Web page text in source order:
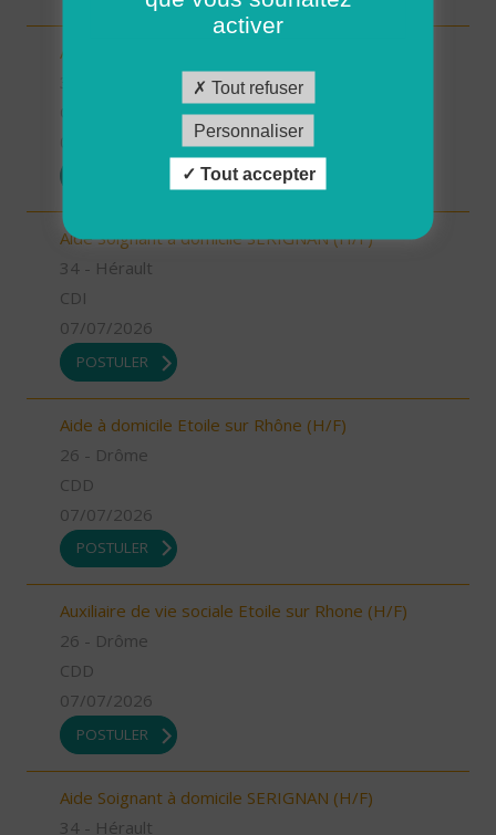
ASSISTANT COMPTABLE (H/F)
Aide Soignant à domicile SERIGNAN (H/F)
34 - Hérault
CDI
07/07/2026
POSTULER
Aide à domicile Etoile sur Rhône (H/F)
26 - Drôme
CDD
07/07/2026
POSTULER
Auxiliaire de vie sociale Etoile sur Rhone (H/F)
26 - Drôme
CDD
07/07/2026
POSTULER
Aide Soignant à domicile SERIGNAN (H/F)
34 - Hérault
activer
Tout refuser
Personnaliser
Tout accepter